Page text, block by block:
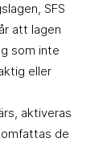
SFS
att lagen
som inte
eller
aktiveras
de